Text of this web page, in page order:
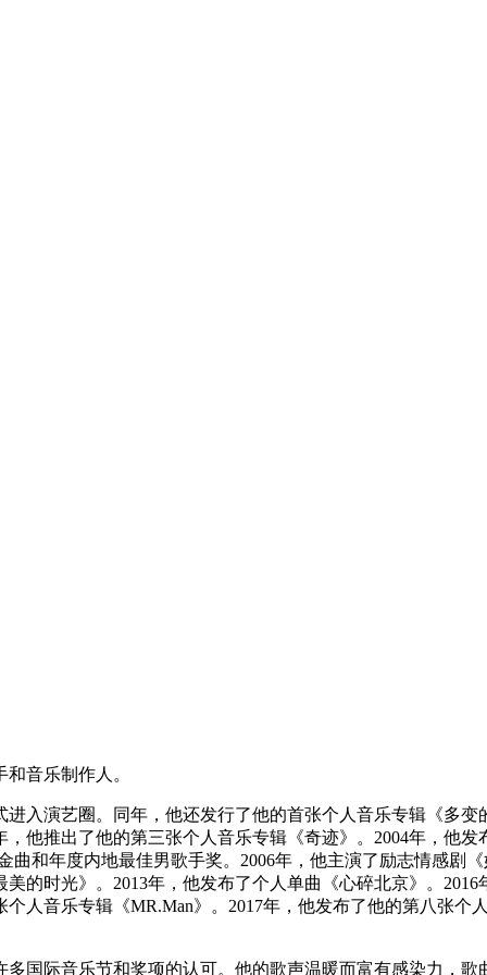
音乐制作人。
入演艺圈。同年，他还发行了他的首张个人音乐专辑《多
他推出了他的第三张个人音乐专辑《奇迹》。2004年，他
曲和年度内地最佳男歌手奖。2006年，他主演了励志情感剧
的时光》。2013年，他发布了个人单曲《心碎北京》。
人音乐专辑《MR.Man》。2017年，他发布了他的第八张个
国际音乐节和奖项的认可。他的歌声温暖而富有感染力，